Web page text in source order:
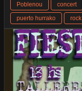
Poblenou concert
puerto hurrako
rock